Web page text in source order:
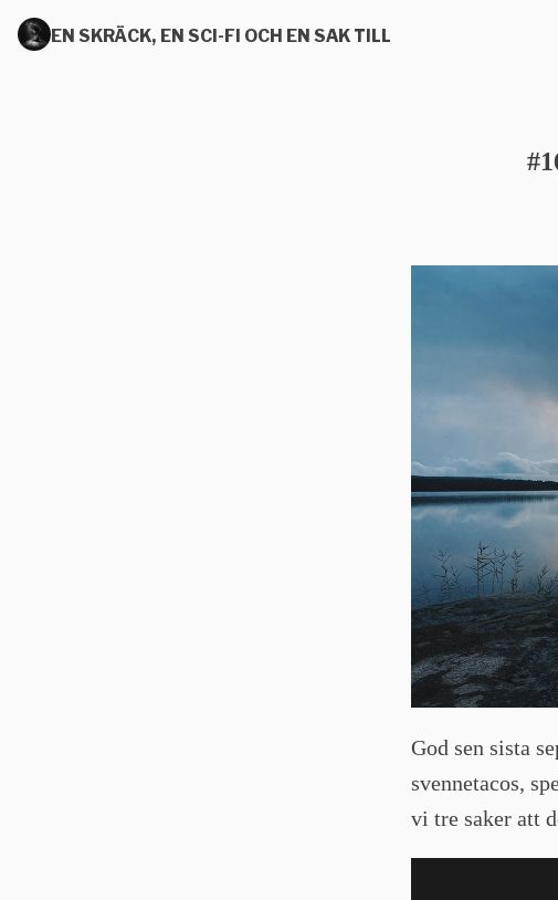
EN SKRÄCK, EN SCI-FI OCH EN SAK TILL
God sen sista
svennetacos,
vi tre saker att